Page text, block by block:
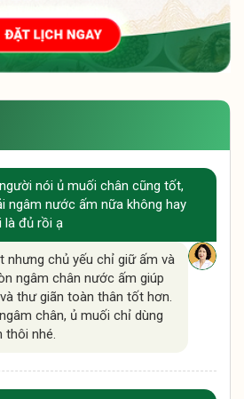
nói ủ muối chân cũng tốt,
ngâm nước ấm nữa không hay
là đủ rồi ạ
nhưng chủ yếu chỉ giữ ấm và
ngâm chân nước ấm giúp
thư giãn toàn thân tốt hơn.
chân, ủ muối chỉ dùng
thôi nhé.